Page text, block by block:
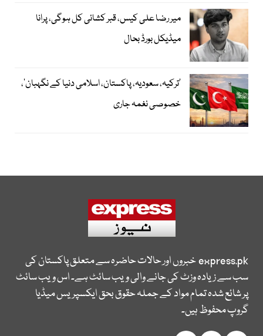
میر رضا علی کیس، قبر کشائی کل ہوگی، پرانا
میڈیکل بورڈ بحال
‘ترکیہ، سعودیہ، پاکستان، اسلامی دنیا کے نگہبان’،
خصوصی نغمہ جاری
express.pkخبروں اور حالات حاضرہ سے متعلق پاکستان کی
سب سے زیادہ وزٹ کی جانے والی ویب سائٹ ہے۔ اس ویب سائٹ
پر شائع شدہ تمام مواد کے جملہ حقوق بحق ایکسپریس میڈیا
گروپ محفوظ ہیں۔